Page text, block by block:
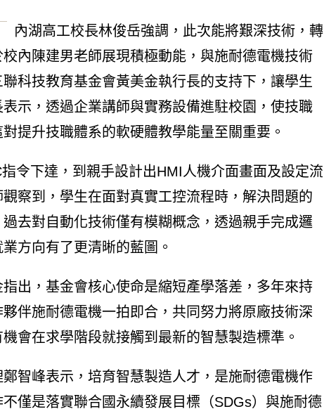
內湖高工校長林俊岳強調，此次能將艱深技術，轉
內陳建男老師展現積極動能，與施耐德電機技術
科技教育基金會黃美金執行長的支持下，讓學生
示，透過企業講師與實務設備進駐校園，使技職
提升技職體系的軟硬體教學能量至關重要。
令下達，到親手設計出HMI人機介面畫面及設定流
察到，學生在面對真實工控流程時，解決問題的
去對自動化技術僅有模糊概念，透過親手完成邏
方向有了更清晰的藍圖。
出，基金會核心使命是縮短產學落差，多年來持
伴施耐德電機一拍即合，共同努力將原廠技術深
會在求學階段就接觸到最新的智慧製造標準。
智峰表示，培育智慧製造人才，是施耐德電機作
僅是落實聯合國永續發展目標（SDGs）與施耐德